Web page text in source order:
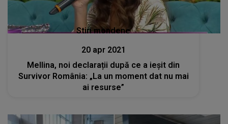
Stiri mondene
20 apr 2021
Mellina, noi declarații după ce a ieșit din
Survivor România: „La un moment dat nu mai
ai resurse”